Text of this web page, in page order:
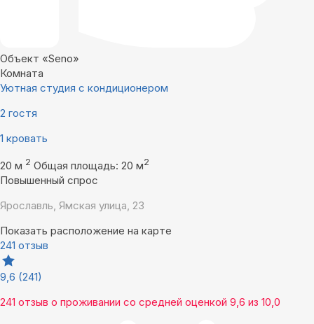
Объект «Seno»
Комната
Уютная студия с кондиционером
2 гостя
1 кровать
20 м 2 Общая площадь: 20 м2
Повышенный спрос
Ярославль, Ямская улица, 23
Показать расположение на карте
241 отзыв
9,6 (241)
241 отзыв о проживании со средней оценкой 9,6 из 10,0